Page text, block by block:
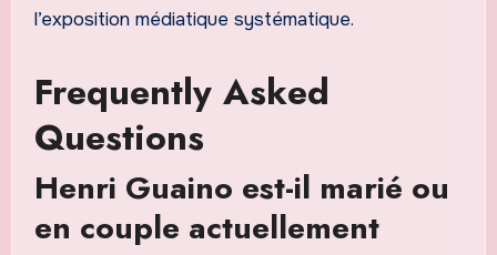
l’exposition médiatique systématique.
Frequently Asked
Questions
Henri Guaino est-il marié ou
en couple actuellement